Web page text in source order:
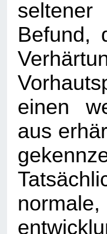
seltener
Befund,
einen
aus
normale,